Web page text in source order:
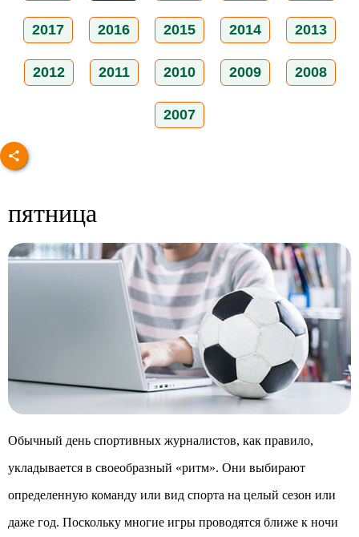
2017 2016 2015 2014 2013
2012 2011 2010 2009 2008
2007
пятница
Обычный день спортивных журналистов, как правило,
укладывается в своеобразный «ритм». Они выбирают
определенную команду или вид спорта на целый сезон или
даже год. Поскольку многие игры проводятся ближе к ночи